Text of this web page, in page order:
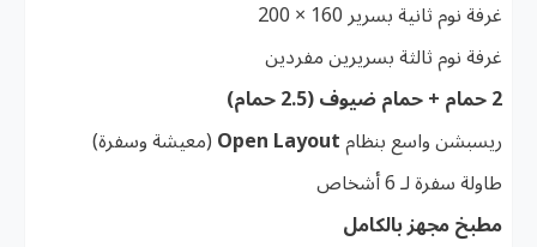
غرفة نوم ثانية بسرير 160 × 200
غرفة نوم ثالثة بسريرين مفردين
2 حمام + حمام ضيوف (2.5 حمام)
ريسبشن واسع بنظام Open Layout (معيشة وسفرة)
طاولة سفرة لـ 6 أشخاص
مطبخ مجهز بالكامل